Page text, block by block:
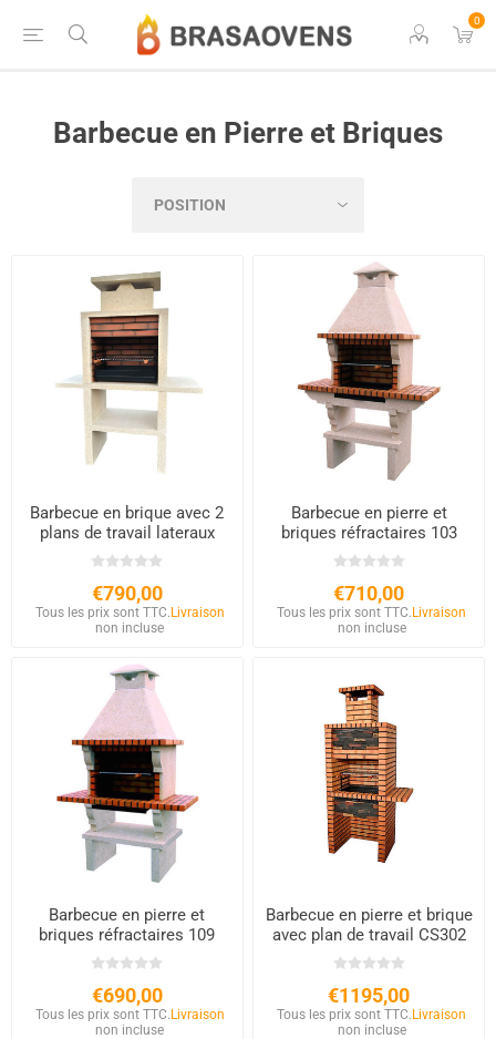
0
Barbecue en Pierre et Briques
Barbecue en brique avec 2
plans de travail lateraux
€790,00
Tous les prix sont TTC.Livraison
non incluse
Barbecue en pierre et
briques réfractaires 103
€710,00
Tous les prix sont TTC.Livraison
non incluse
Barbecue en pierre et
briques réfractaires 109
€690,00
Tous les prix sont TTC. Livraison
non incluse
Barbecue en pierre et brique
avec plan de travail CS302
€1195,00
Tous les prix sont TTC. Livraison
non incluse